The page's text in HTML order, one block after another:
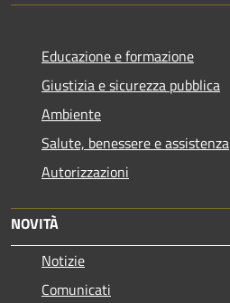
Educazione e formazione
Giustizia e sicurezza pubblica
Ambiente
Salute, benessere e assistenza
Autorizzazioni
NOVITÀ
Notizie
Comunicati